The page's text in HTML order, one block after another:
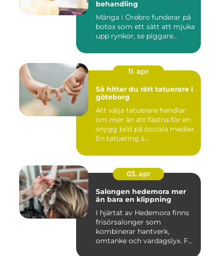
behandling
Många i Örebro funderar på
botox som ett sätt att mjuka
upp rynkor, se piggare...
11. apr
Så hittar du rätt tatuerare i
göteborg
Att välja tatuerare handlar
om mer än att fastna för en
snygg bild på sociala medier.
En tatuering s...
03. apr
Salongen hedemora mer
än bara en klippning
I hjärtat av Hedemora finns
frisörsalonger som
kombinerar hantverk,
omtanke och vardagslyx. För